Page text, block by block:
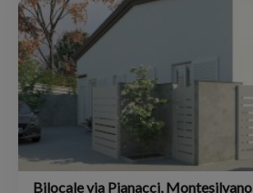
Bilocale via Pianacci, Montesilvano